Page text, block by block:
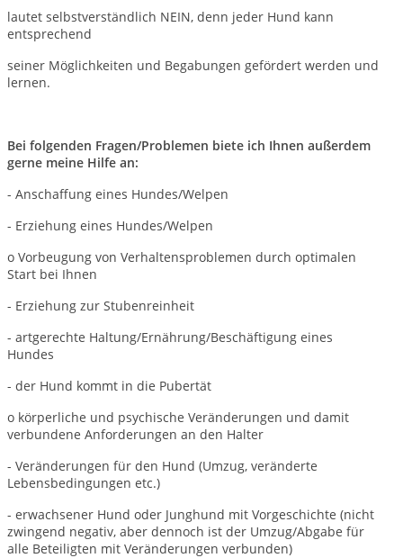
lautet selbstverständlich NEIN, denn jeder Hund kann
entsprechend
seiner Möglichkeiten und Begabungen gefördert werden und
lernen.
Bei folgenden Fragen/Problemen biete ich Ihnen außerdem
gerne meine Hilfe an:
- Anschaffung eines Hundes/Welpen
- Erziehung eines Hundes/Welpen
o Vorbeugung von Verhaltensproblemen durch optimalen
Start bei Ihnen
- Erziehung zur Stubenreinheit
- artgerechte Haltung/Ernährung/Beschäftigung eines
Hundes
- der Hund kommt in die Pubertät
o körperliche und psychische Veränderungen und damit
verbundene Anforderungen an den Halter
- Veränderungen für den Hund (Umzug, veränderte
Lebensbedingungen etc.)
- erwachsener Hund oder Junghund mit Vorgeschichte (nicht
zwingend negativ, aber dennoch ist der Umzug/Abgabe für
alle Beteiligten mit Veränderungen verbunden)